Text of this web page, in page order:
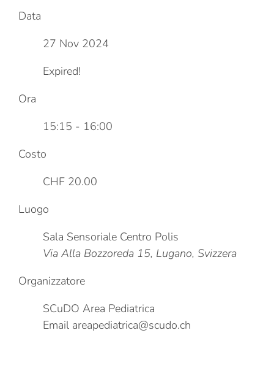
Data
27 Nov 2024
Expired!
Ora
15:15 - 16:00
Costo
CHF 20.00
Luogo
Sala Sensoriale Centro Polis
Via Alla Bozzoreda 15, Lugano, Svizzera
Organizzatore
SCuDO Area Pediatrica
Email areapediatrica@scudo.ch